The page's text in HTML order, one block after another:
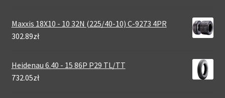
Maxxis 18X10 - 10 32N (225/40-10) C-9273 4PR
302.89zł
Heidenau 6.40 - 15 86P P29 TL/TT
732.05zł